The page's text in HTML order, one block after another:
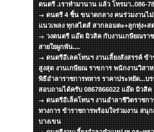
ดนตรี .เราทำมานาน แล้ว โทรมา..086-
ดนตรี 4 ชิ้น ขนาดกลาง คนร่วมงานไ
แนวเพลง ทุกสไตส์ สากลอมตะ+ลูกทุ่ง+ส
วงดนตรี แอ๊ด มิวสิค กับงานเกษียณราช
สายใยผูกพัน....
ดนตรีอีเลคโทนฯ งานเลี้ยงสังสรรค์ ข้
สูงสุด งานเกษียณ ราขการ พนักงานวิสา
พิธีอำลาราชการทหาร ราคาประหยัด...บ
สอบถามได้ครับ 0867866022 แอ๊ด มิวสิค
ดนตรีอีเล็คโทนฯ งานอำลาชีวิตราชก
ทางการ ข้าราชการพร้อมใจร่วมงาน ส
บางเขน